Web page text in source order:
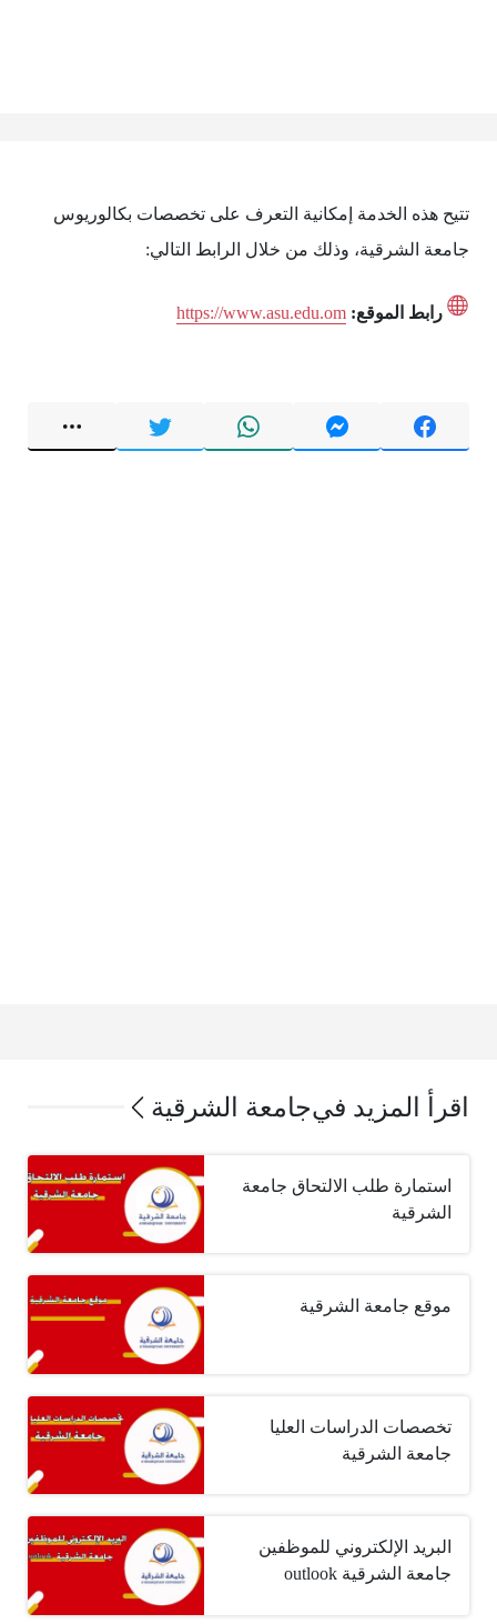
تتيح هذه الخدمة إمكانية التعرف على تخصصات بكالوريوس
جامعة الشرقية، وذلك من خلال الرابط التالي:
رابط الموقع: https://www.asu.edu.om
اقرأ المزيد فيجامعة الشرقية
استمارة طلب الالتحاق جامعة
الشرقية
موقع جامعة الشرقية
تخصصات الدراسات العليا
جامعة الشرقية
البريد الإلكتروني للموظفين
جامعة الشرقية outlook